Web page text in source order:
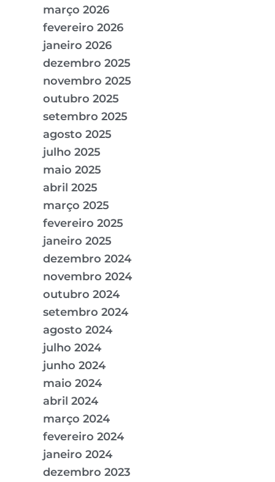
março 2026
fevereiro 2026
janeiro 2026
dezembro 2025
novembro 2025
outubro 2025
setembro 2025
agosto 2025
julho 2025
maio 2025
abril 2025
março 2025
fevereiro 2025
janeiro 2025
dezembro 2024
novembro 2024
outubro 2024
setembro 2024
agosto 2024
julho 2024
junho 2024
maio 2024
abril 2024
março 2024
fevereiro 2024
janeiro 2024
dezembro 2023